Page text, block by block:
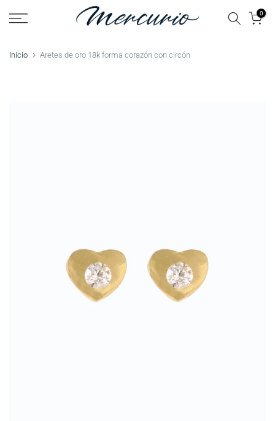
Saltar
al
0
Inicio Aretes de oro 18k forma corazón con circón